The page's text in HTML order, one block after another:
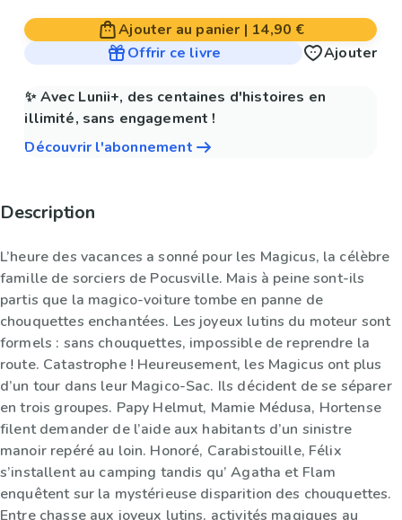
Ajouter au panier | 14,90 €
Offrir ce livre
Ajouter
✨ Avec Lunii+, des centaines d'histoires en
illimité, sans engagement !
Découvrir l'abonnement
Description
L’heure des vacances a sonné pour les Magicus, la célèbre
famille de sorciers de Pocusville. Mais à peine sont-ils
partis que la magico-voiture tombe en panne de
chouquettes enchantées. Les joyeux lutins du moteur sont
formels : sans chouquettes, impossible de reprendre la
route. Catastrophe ! Heureusement, les Magicus ont plus
d’un tour dans leur Magico-Sac. Ils décident de se séparer
en trois groupes. Papy Helmut, Mamie Médusa, Hortense
filent demander de l’aide aux habitants d’un sinistre
manoir repéré au loin. Honoré, Carabistouille, Félix
s’installent au camping tandis qu’ Agatha et Flam
enquêtent sur la mystérieuse disparition des chouquettes.
Entre chasse aux joyeux lutins, activités magiques au